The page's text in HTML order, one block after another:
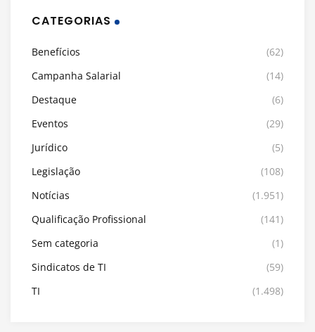
CATEGORIAS
Benefícios
(62)
Campanha Salarial
(14)
Destaque
(6)
Eventos
(29)
Jurídico
(5)
Legislação
(108)
Notícias
(1.951)
Qualificação Profissional
(141)
Sem categoria
(1)
Sindicatos de TI
(59)
TI
(1.498)